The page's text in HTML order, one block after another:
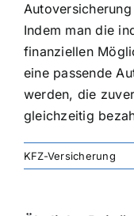
Indem man die
finanziellen
eine passende
werden, die
gleichzeitig
KFZ-Versicherung